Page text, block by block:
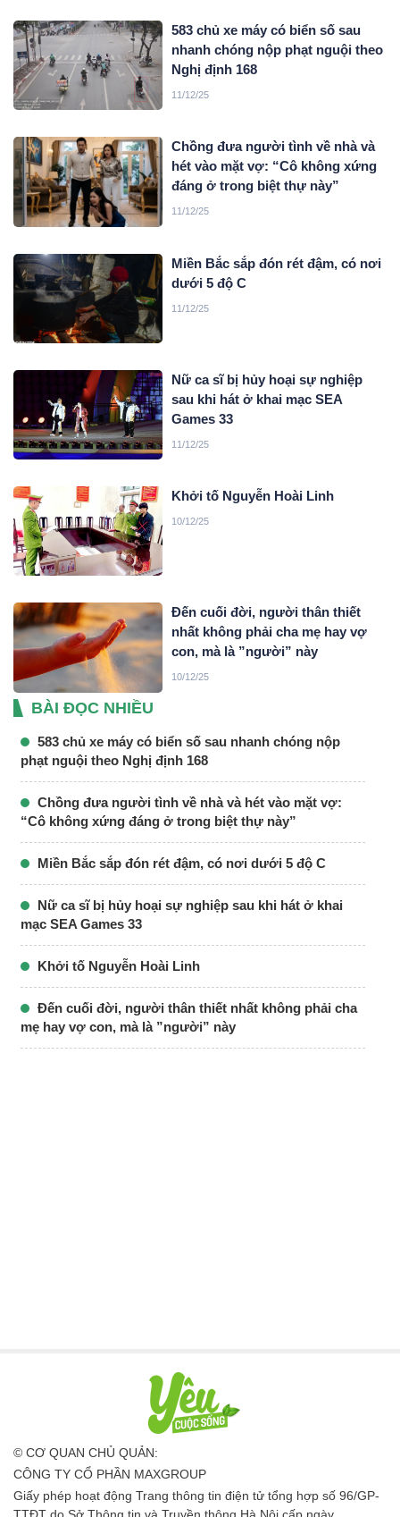
583 chủ xe máy có biển số sau
nhanh chóng nộp phạt nguội theo
Nghị định 168
11/12/25
Chồng đưa người tình về nhà và
hét vào mặt vợ: “Cô không xứng
đáng ở trong biệt thự này”
11/12/25
Miền Bắc sắp đón rét đậm, có nơi
dưới 5 độ C
11/12/25
Nữ ca sĩ bị hủy hoại sự nghiệp
sau khi hát ở khai mạc SEA
Games 33
11/12/25
Khởi tố Nguyễn Hoài Linh
10/12/25
Đến cuối đời, người thân thiết
nhất không phải cha mẹ hay vợ
con, mà là ”người” này
10/12/25
BÀI ĐỌC NHIỀU
583 chủ xe máy có biển số sau nhanh chóng nộp
phạt nguội theo Nghị định 168
Chồng đưa người tình về nhà và hét vào mặt vợ:
“Cô không xứng đáng ở trong biệt thự này”
Miền Bắc sắp đón rét đậm, có nơi dưới 5 độ C
Nữ ca sĩ bị hủy hoại sự nghiệp sau khi hát ở khai
mạc SEA Games 33
Khởi tố Nguyễn Hoài Linh
Đến cuối đời, người thân thiết nhất không phải cha
mẹ hay vợ con, mà là ”người” này
© CƠ QUAN CHỦ QUẢN:
CÔNG TY CỔ PHẦN MAXGROUP
Giấy phép hoạt động Trang thông tin điện tử tổng hợp số 96/GP-
TTĐT do Sở Thông tin và Truyền thông Hà Nội cấp ngày